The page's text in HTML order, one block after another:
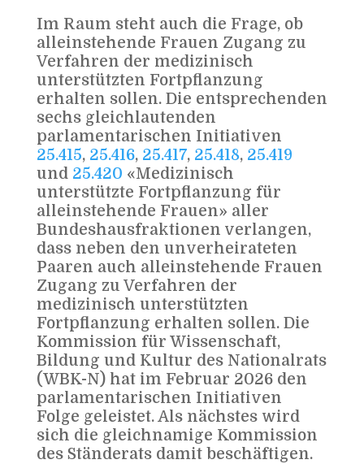
Im Raum steht auch die Frage, ob
alleinstehende Frauen Zugang zu
Verfahren der medizinisch
unterstützten Fortpflanzung
erhalten sollen. Die entsprechenden
sechs gleichlautenden
parlamentarischen Initiativen
25.415, 25.416, 25.417, 25.418, 25.419
und 25.420 «Medizinisch
unterstützte Fortpflanzung für
alleinstehende Frauen» aller
Bundeshausfraktionen verlangen,
dass neben den unverheirateten
Paaren auch alleinstehende Frauen
Zugang zu Verfahren der
medizinisch unterstützten
Fortpflanzung erhalten sollen. Die
Kommission für Wissenschaft,
Bildung und Kultur des Nationalrats
(WBK-N) hat im Februar 2026 den
parlamentarischen Initiativen
Folge geleistet. Als nächstes wird
sich die gleichnamige Kommission
des Ständerats damit beschäftigen.